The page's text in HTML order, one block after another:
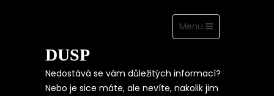
Toggle
navigation
Menu
DUSP
Nedostává se vám důležitých informací?
Nebo je sice máte, ale nevíte, nakolik jim